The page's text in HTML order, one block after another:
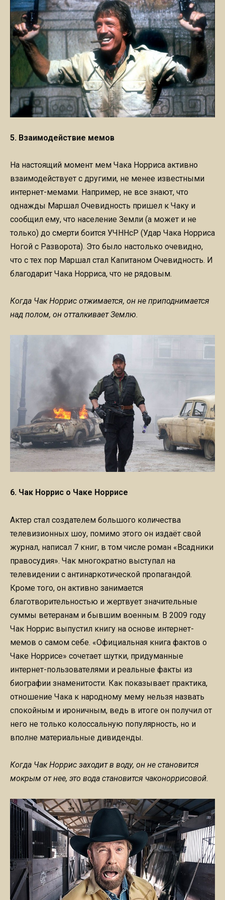
5. Взаимодействие мемов
На настоящий момент мем Чака Норриса активно
взаимодействует с другими, не менее известными
интернет-мемами. Например, не все знают, что
однажды Маршал Очевидность пришел к Чаку и
сообщил ему, что население Земли (а может и не
только) до смерти боится УЧННсР (Удар Чака Норриса
Ногой с Разворота). Это было настолько очевидно,
что с тех пор Маршал стал Капитаном Очевидность. И
благодарит Чака Норриса, что не рядовым.
Когда Чак Норрис отжимается, он не приподнимается
над полом, он отталкивает Землю.
6. Чак Норрис о Чаке Норрисе
Актер стал создателем большого количества
телевизионных шоу, помимо этого он издаёт свой
журнал, написал 7 книг, в том числе роман «Всадники
правосудия». Чак многократно выступал на
телевидении с антинаркотической пропагандой.
Кроме того, он активно занимается
благотворительностью и жертвует значительные
суммы ветеранам и бывшим военным. В 2009 году
Чак Норрис выпустил книгу на основе интернет-
мемов о самом себе. «Официальная книга фактов о
Чаке Норрисе» сочетает шутки, придуманные
интернет-пользователями и реальные факты из
биографии знаменитости. Как показывает практика,
отношение Чака к народному мему нельзя назвать
спокойным и ироничным, ведь в итоге он получил от
него не только колоссальную популярность, но и
вполне материальные дивиденды.
Когда Чак Норрис заходит в воду, он не становится
мокрым от нее, это вода становится чаконоррисовой.